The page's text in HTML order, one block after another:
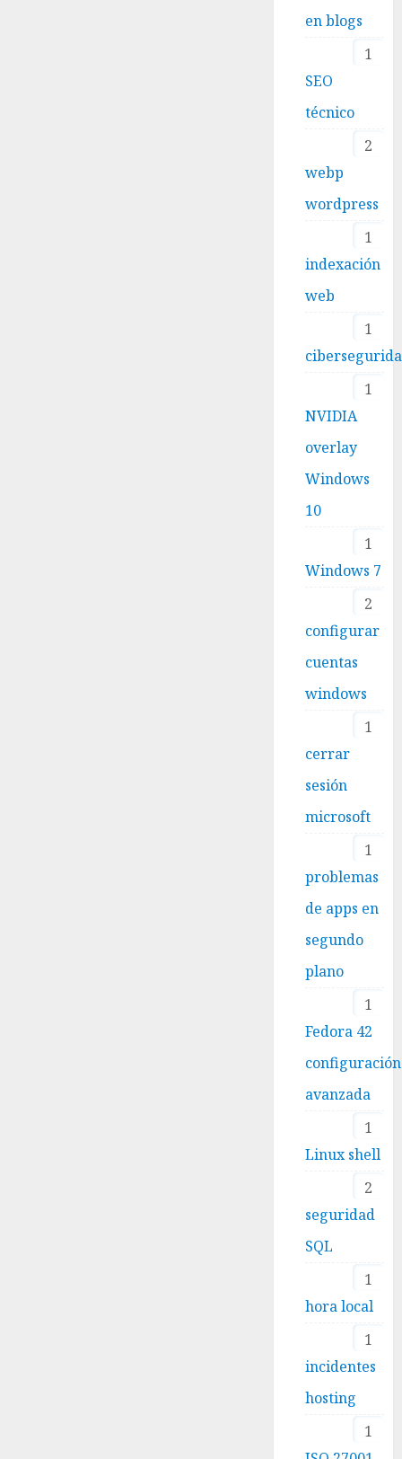
en blogs
1
SEO
técnico
2
webp
wordpress
1
indexación
web
1
1
NVIDIA
overlay
Windows
10
1
Windows 7
2
configurar
cuentas
windows
1
cerrar
sesión
microsoft
1
problemas
de apps en
segundo
plano
1
Fedora 42
configuración
avanzada
1
Linux shell
2
seguridad
SQL
1
hora local
1
incidentes
hosting
1